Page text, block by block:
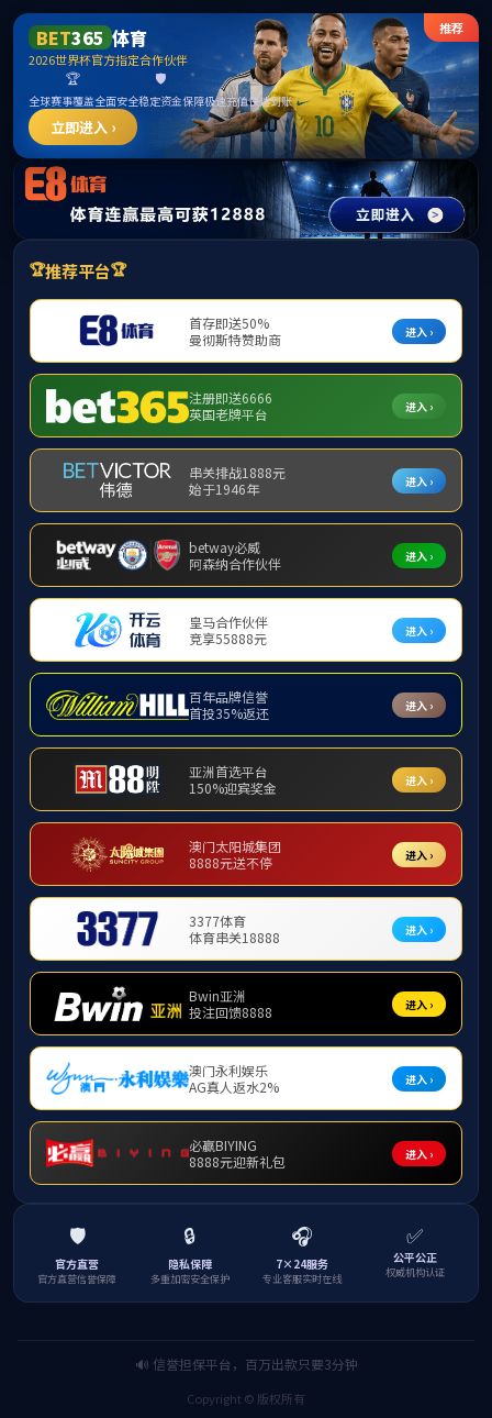
威廉
今天是：2026年8月7日 星期五
首页 学院概况 教师风采 招生资讯
海外合作院校
海外校友会
校友风采
海外合作院